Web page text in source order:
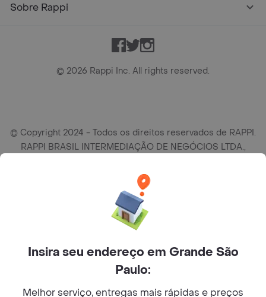
Sobre Rappi
Facebook
TwitterInstagram
© 2026 Rappi Inc. All rights reserved.
© Copyright 2024 - Todos os direitos reservados de RAPPI.
RAPPI BRASIL INTERMEDIAÇÃO DE NEGÓCIOS LTDA.,
conj. 91, Lado A, Cerqueira Cesar, São Paulo/SP CEP. 01414-
905, CNPJ/MF n° 26.900.161/0001-25.
Insira seu endereço em Grande São
Paulo:
Melhor serviço, entregas mais rápidas e preços